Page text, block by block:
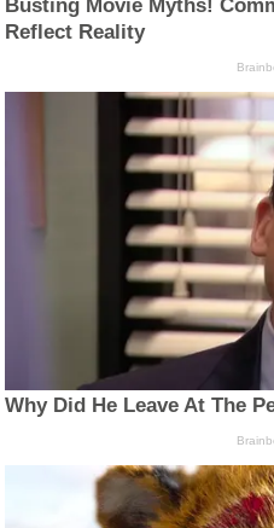
Busting Movie Myths!
Reflect Reality
Why Did He Leave At The